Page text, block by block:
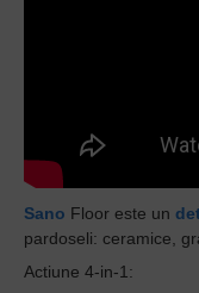
Sano Floor este un
pardoseli: ceramice,
Actiune 4-in-1: